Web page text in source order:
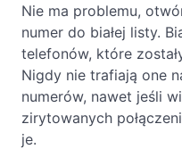
Nie ma problemu,
numer do białej listy.
telefonów, które
Nigdy nie trafiają one
numerów, nawet jeśli
zirytowanych
je.